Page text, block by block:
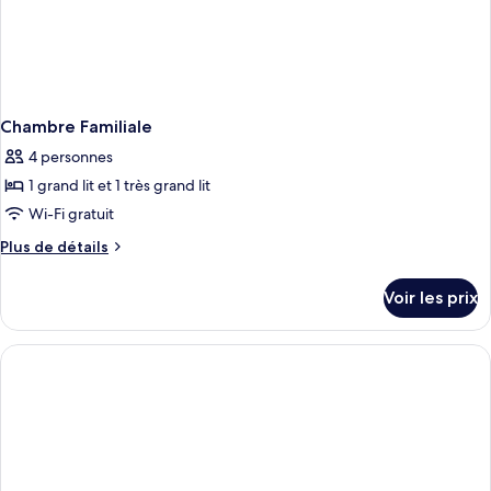
Chambre Familiale
4 personnes
1 grand lit et 1 très grand lit
Wi-Fi gratuit
Plus de détails
Plus
le
type
de
Voir les prix